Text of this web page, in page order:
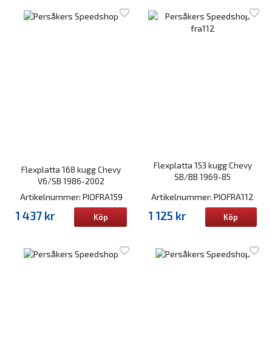
Flexplatta 168 kugg Chevy
V6/SB 1986-2002
Artikelnummer: PIOFRA159
1 437 kr Köp
Flexplatta 153 kugg Chevy
SB/BB 1969-85
Artikelnummer: PIOFRA112
1 125 kr Köp